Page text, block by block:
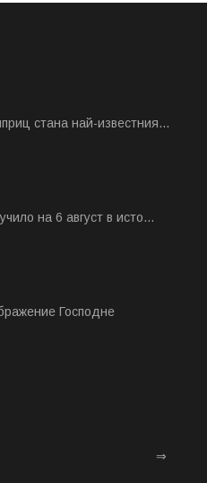
стана най-известния...
на 6 август в исто...
Господне
⇒